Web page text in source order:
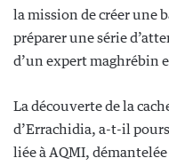
la mission de créer une
préparer une série
d’un expert maghrébin
La découverte de la
d’Errachidia, a-t-il
liée à AQMI,